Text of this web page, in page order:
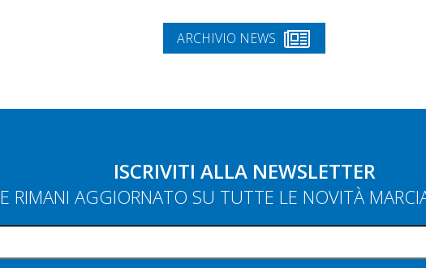
ARCHIVIO NEWS
ISCRIVITI ALLA NEWSLETTER
E RIMANI AGGIORNATO SU TUTTE LE NOVITÀ